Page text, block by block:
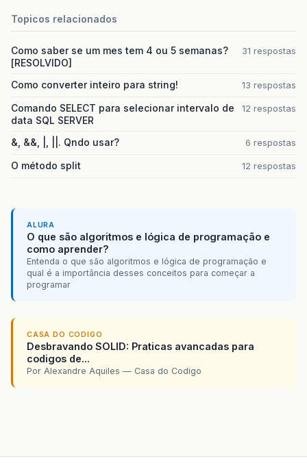
Topicos relacionados
Como saber se um mes tem 4 ou 5 semanas?
[RESOLVIDO]
31 respostas
Como converter inteiro para string! 13 respostas
Comando SELECT para selecionar intervalo de
data SQL SERVER
12 respostas
&, &&, |, ||. Qndo usar? 6 respostas
O método split 12 respostas
ALURA
O que são algoritmos e lógica de programação e
como aprender?
Entenda o que são algoritmos e lógica de programação e
qual é a importância desses conceitos para começar a
programar
CASA DO CODIGO
Desbravando SOLID: Praticas avancadas para
codigos de...
Por Alexandre Aquiles — Casa do Codigo